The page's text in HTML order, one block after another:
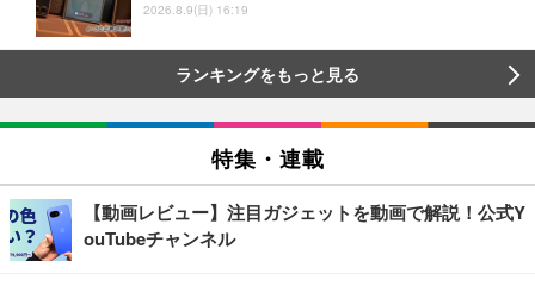
2026.8.9(日) 16:19
ランキングをもっと見る
特集・連載
【動画レビュー】注目ガジェットを動画で解説！公式Y
ouTubeチャンネル